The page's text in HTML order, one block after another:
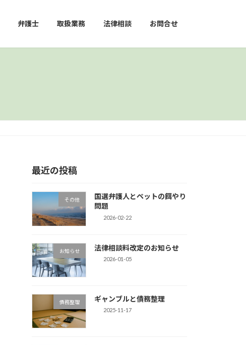
弁護士 取扱業務 法律相談 お問合せ
最近の投稿
その他
国選弁護人とペットの餌やり
問題
2026-02-22
お知らせ 法律相談料改定のお知らせ
2026-01-05
債務整理 ギャンブルと債務整理
2025-11-17